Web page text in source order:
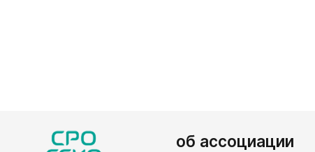
об ассоциации